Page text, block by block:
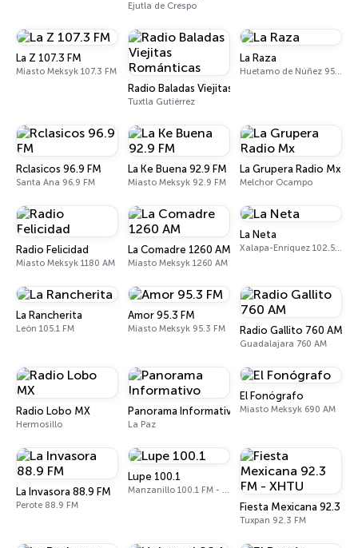
Ejutla de Crespo
La Z 107.3 FM
Miasto Meksyk 107.3 FM
Radio Baladas Viejitas Románticas
Tuxtla Gutiérrez
La Raza
Huetamo de Núñez 95.5 FM
Rclasicos 96.9 FM
Santa Ana 96.9 FM
La Ke Buena 92.9 FM
Miasto Meksyk 92.9 FM
La Grupera Radio Mx
Melchor Ocampo
Radio Felicidad
Miasto Meksyk 1180 AM
La Comadre 1260 AM
Miasto Meksyk 1260 AM
La Neta
Xalapa-Enríquez 102.5 FM
La Rancherita
León 105.1 FM
Amor 95.3 FM
Miasto Meksyk 95.3 FM Radio Gallito 760 AM
Guadalajara 760 AM
Radio Lobo MX
Hermosillo
Panorama Informativo
La Paz
El Fonógrafo
Miasto Meksyk 690 AM
La Invasora 88.9 FM
Perote 88.9 FM
Lupe 100.1
Manzanillo 100.1 FM - 560 AM
Fiesta Mexicana 92.3
Tuxpan 92.3 FM